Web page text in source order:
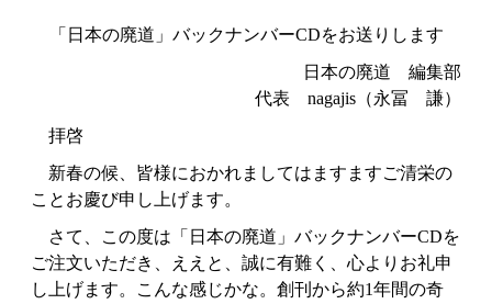
「日本の廃道」バックナンバーCDをお送りします
日本の廃道 編集部
代表 nagajis（永冨 謙）
拝啓
新春の候、皆様におかれましてはますますご清栄の
ことお慶び申し上げます。
さて、この度は「日本の廃道」バックナンバーCDを
ご注文いただき、ええと、誠に有難く、心よりお礼申
し上げます。こんな感じかな。創刊から約1年間の奇